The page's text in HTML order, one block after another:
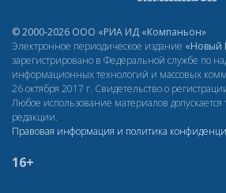
© 2000-2026 ООО «РИА ИД «Компаньон»
Электронное периодическое издание «Новый
зарегистрировано в Федеральной службе по
информационных технологий и массовых
26 октября 2017 г. Свидетельство о
Любое использование материалов допускается
редакции.
Правовая информация и политика
16+